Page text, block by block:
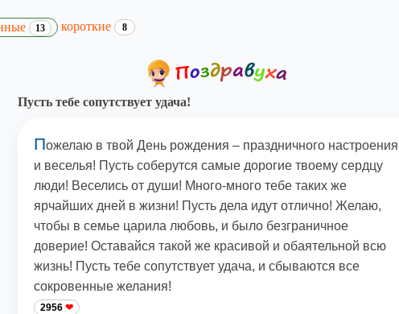
13 короткие 8
Пусть тебе сопутствует удача!
Пожелаю в твой День рождения – праздничного настроения
и веселья! Пусть соберутся самые дорогие твоему сердцу
люди! Веселись от души! Много-много тебе таких же
ярчайших дней в жизни! Пусть дела идут отлично! Желаю,
чтобы в семье царила любовь, и было безграничное
доверие! Оставайся такой же красивой и обаятельной всю
жизнь! Пусть тебе сопутствует удача, и сбываются все
сокровенные желания!
2956